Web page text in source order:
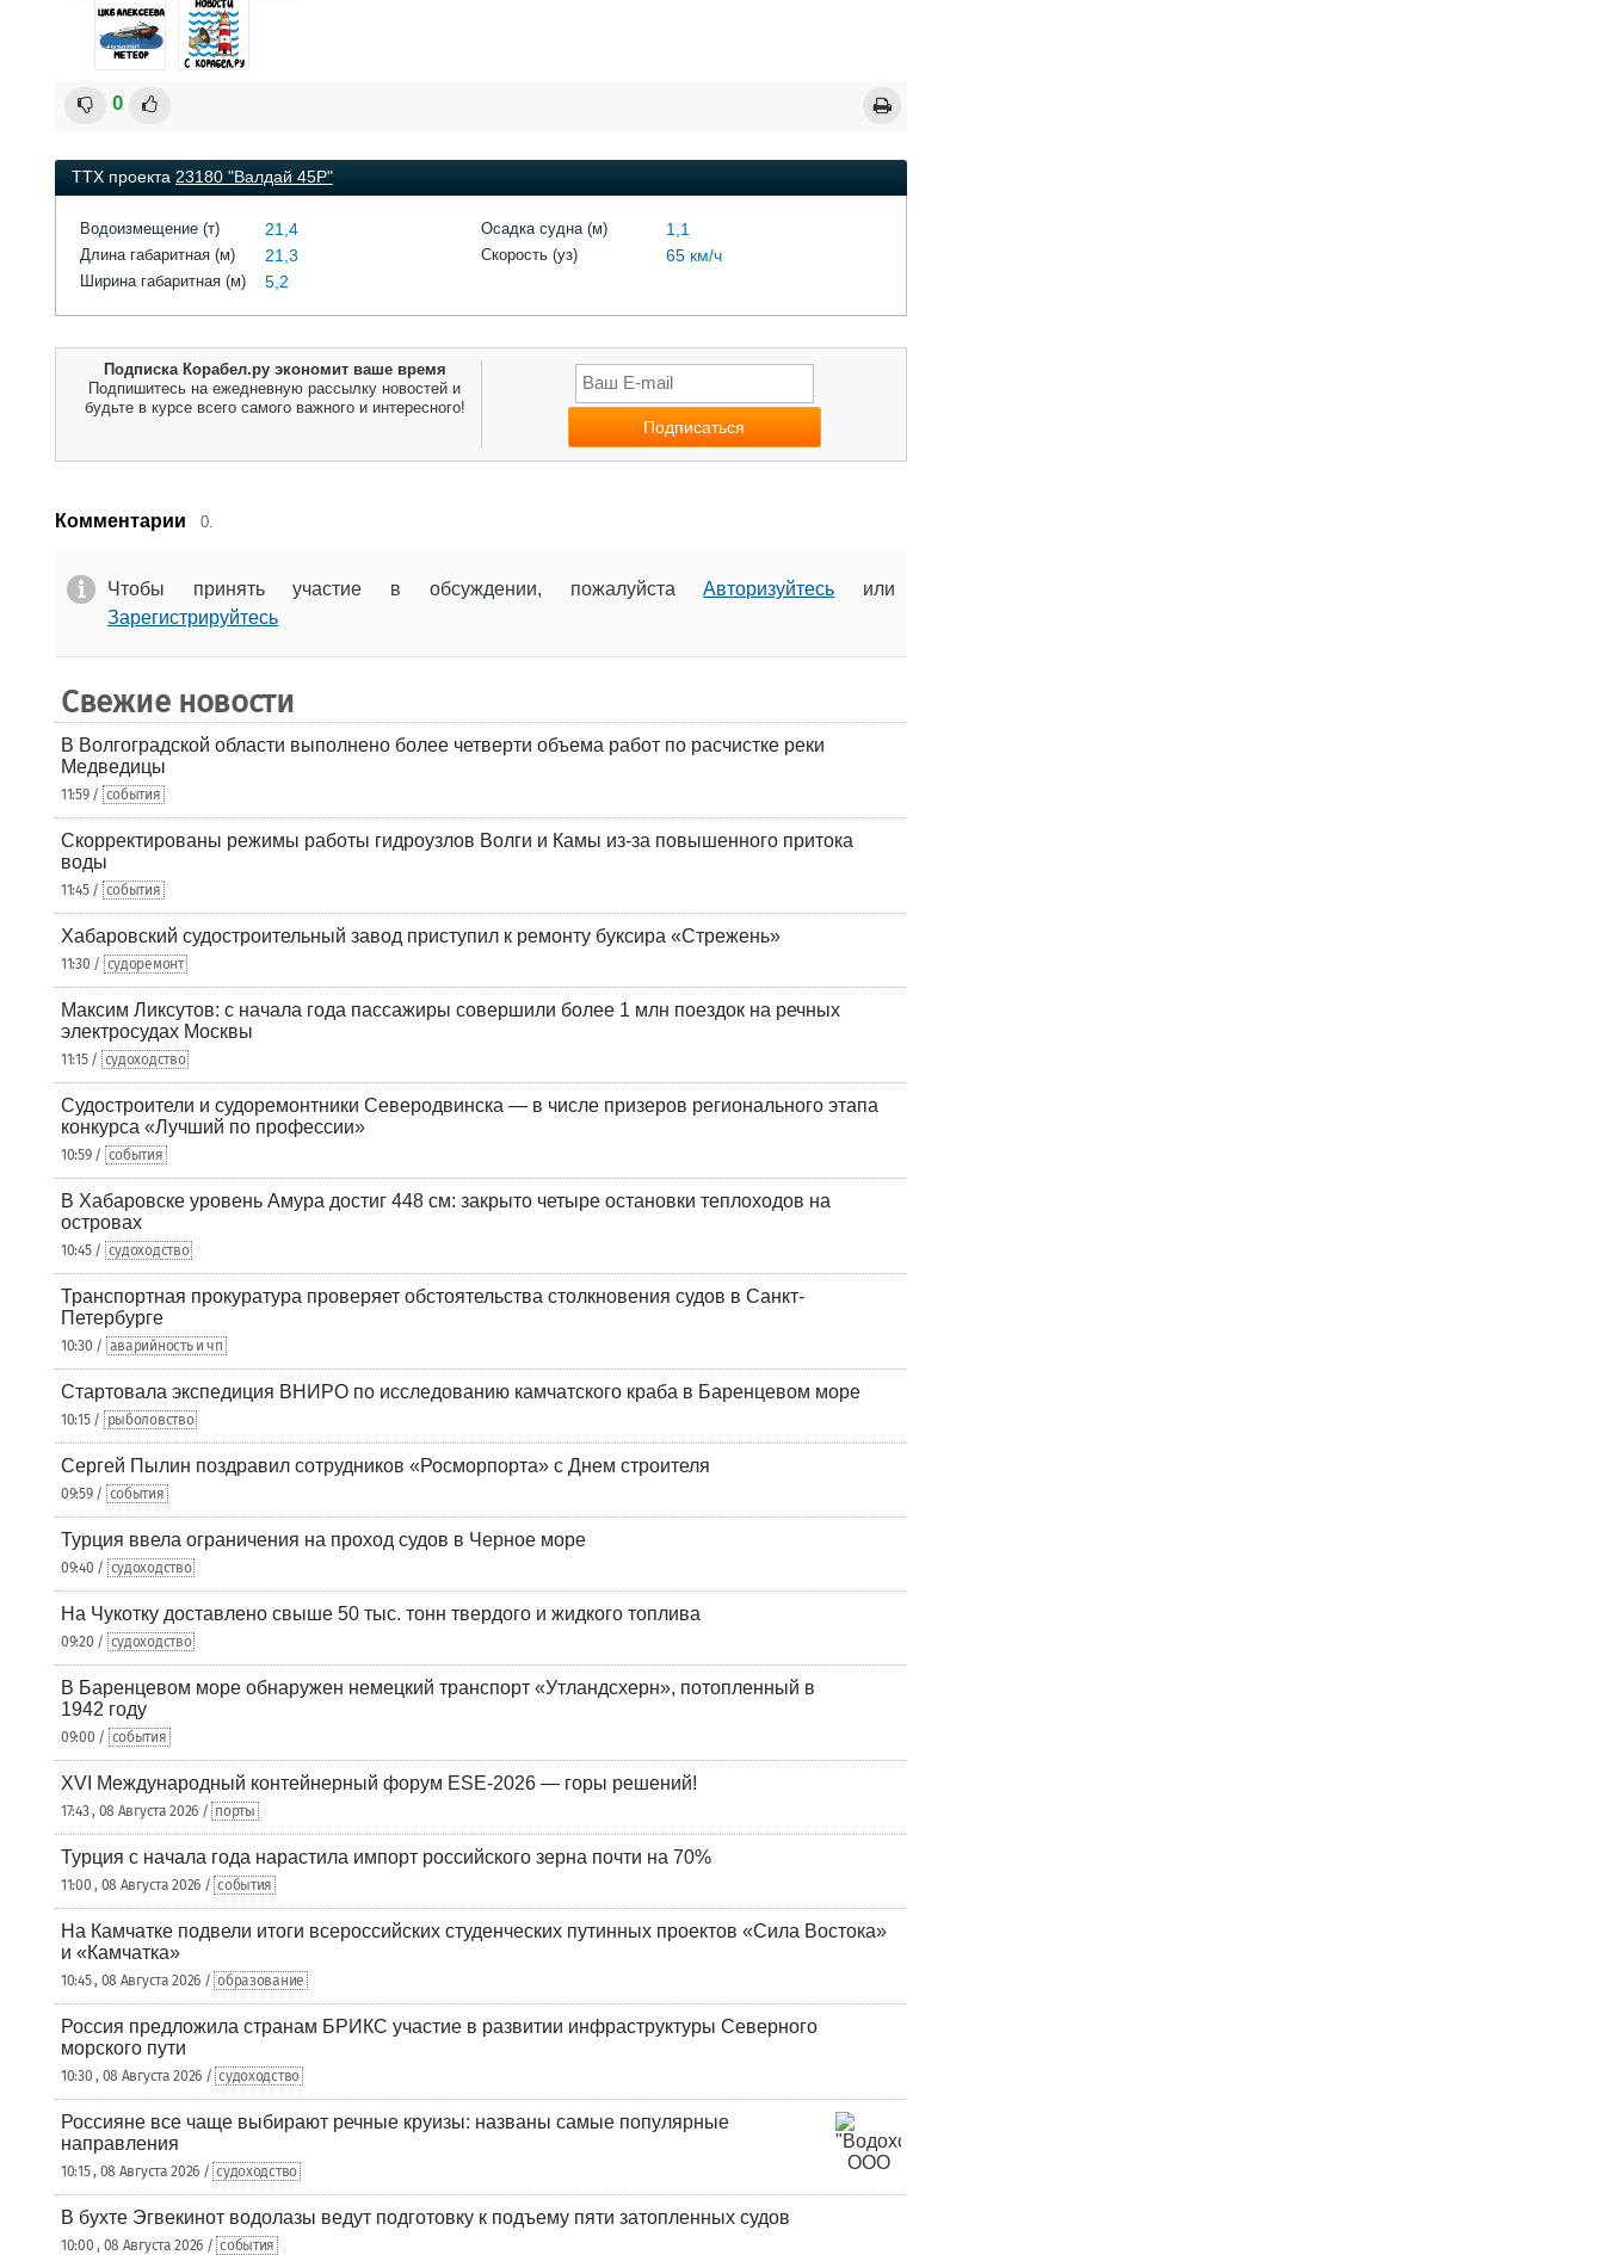
0
ТТХ проекта 23180 "Валдай 45Р"
Водоизмещение (т) 21,4
Длина габаритная (м) 21,3
Ширина габаритная (м) 5,2
Осадка судна (м) 1,1
Скорость (уз) 65 км/ч
Подписка Корабел.ру экономит ваше время
Подпишитесь на ежедневную рассылку новостей и
будьте в курсе всего самого важного и интересного!
Комментарии 0.
Чтобы принять участие в обсуждении, пожалуйстаАвторизуйтесь или
Зарегистрируйтесь
Свежие новости
В Волгоградской области выполнено более четверти объема работ по расчистке реки
Медведицы
11:59 / события
Скорректированы режимы работы гидроузлов Волги и Камы из-за повышенного притока
воды
11:45 / события
Хабаровский судостроительный завод приступил к ремонту буксира «Стрежень»
11:30 / судоремонт
Максим Ликсутов: с начала года пассажиры совершили более 1 млн поездок на речных
электросудах Москвы
11:15 / судоходство
Судостроители и судоремонтники Северодвинска — в числе призеров регионального этапа
конкурса «Лучший по профессии»
10:59 / события
В Хабаровске уровень Амура достиг 448 см: закрыто четыре остановки теплоходов на
островах
10:45 / судоходство
Транспортная прокуратура проверяет обстоятельства столкновения судов в Санкт-
Петербурге
10:30 / аварийность и чп
Стартовала экспедиция ВНИРО по исследованию камчатского краба в Баренцевом море
10:15 / рыболовство
Сергей Пылин поздравил сотрудников «Росморпорта» с Днем строителя
09:59 / события
Турция ввела ограничения на проход судов в Черное море
09:40 / судоходство
На Чукотку доставлено свыше 50 тыс. тонн твердого и жидкого топлива
09:20 / судоходство
В Баренцевом море обнаружен немецкий транспорт «Утландсхерн», потопленный в
1942 году
09:00 / события
XVI Международный контейнерный форум ESE-2026 — горы решений!
17:43 , 08 Августа 2026 / порты
Турция с начала года нарастила импорт российского зерна почти на 70%
11:00 , 08 Августа 2026 / события
На Камчатке подвели итоги всероссийских студенческих путинных проектов «Сила Востока»
и «Камчатка»
10:45 , 08 Августа 2026 / образование
Россия предложила странам БРИКС участие в развитии инфраструктуры Северного
морского пути
10:30 , 08 Августа 2026 / судоходство
Россияне все чаще выбирают речные круизы: названы самые популярные
направления
10:15 , 08 Августа 2026 / судоходство
В бухте Эгвекинот водолазы ведут подготовку к подъему пяти затопленных судов
10:00 , 08 Августа 2026 / события